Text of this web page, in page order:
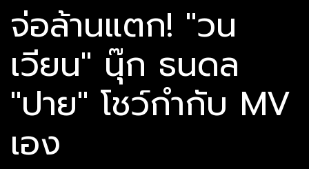
จ่อล้านแตก! "วน
เวียน" นุ๊ก ธนดล
"ปาย" โชว์กำกับ MV
เอง